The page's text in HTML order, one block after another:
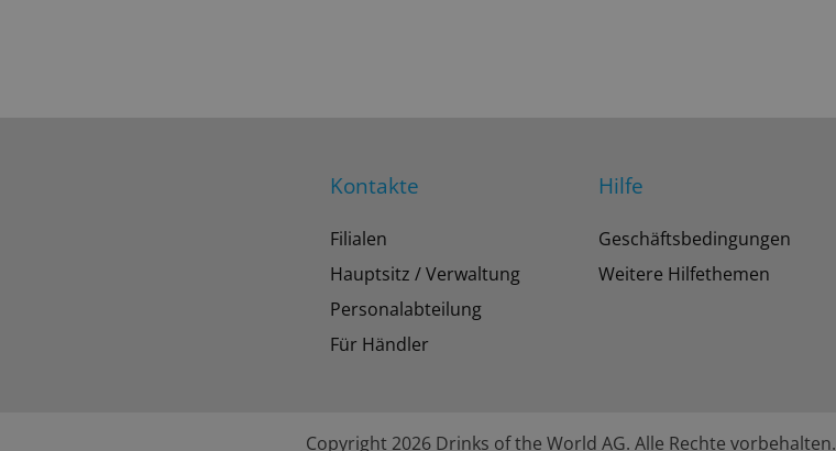
Kontakte
Filialen
Hauptsitz / Verwaltung
Personalabteilung
Für Händler
Hilfe
Geschäftsbedingungen
Weitere Hilfethemen
Copyright 2026 Drinks of the World AG. Alle Rechte vorbehalten.